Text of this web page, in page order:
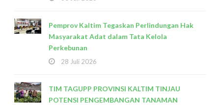
Pemprov Kaltim Tegaskan Perlindungan Hak
Masyarakat Adat dalam Tata Kelola
Perkebunan
28 Juli 2026
TIM TAGUPP PROVINSI KALTIM TINJAU
POTENSI PENGEMBANGAN TANAMAN